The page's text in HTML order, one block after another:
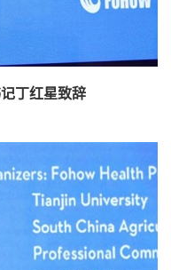
丁红星致辞